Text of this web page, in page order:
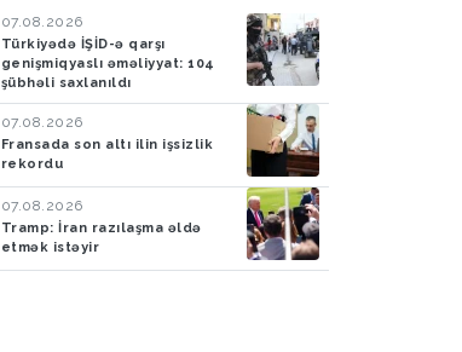
07.08.2026
Türkiyədə İŞİD-ə qarşı
genişmiqyaslı əməliyyat: 104
şübhəli saxlanıldı
07.08.2026
Fransada son altı ilin işsizlik
rekordu
07.08.2026
Tramp: İran razılaşma əldə
etmək istəyir